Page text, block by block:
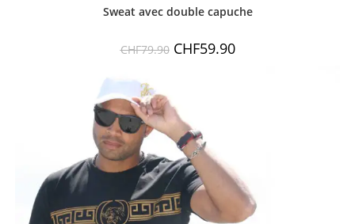
Sweat avec double capuche
CHF79.90 CHF59.90